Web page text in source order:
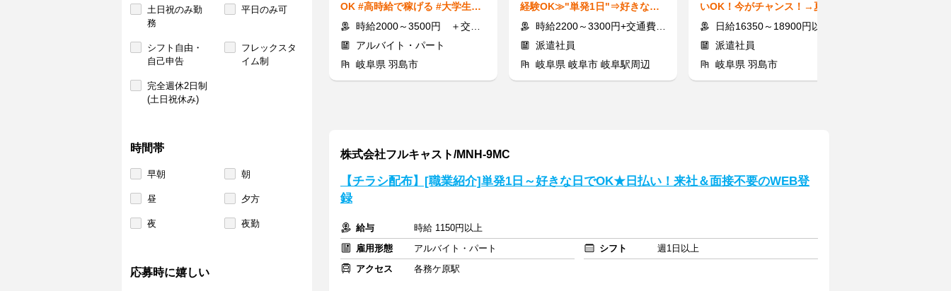
土日祝のみ勤
務
平日のみ可
シフト自由・
自己申告
フレックスタ
イム制
完全週休2日制
(土日祝休み)
時間帯
早朝 朝
昼 夕方
夜 夜勤
応募時に嬉しい
OK #高時給で稼げる #大学生歓
迎 #現金手渡し#週1～OK
時給2000～3500円 ＋交通費規定支給
アルバイト・パート
岐阜県 羽島市
経験OK≫"単発1日"⇒好きな
日・曜日で勤務★給与当日払い
時給2200～3300円+交通費全額
派遣社員
岐阜県 岐阜市 岐阜駅周辺
いOK！今がチャンス！→夏は新
規高収入案件たくさん♪
日給16350～18900円以上＋交通費規定支給
派遣社員
岐阜県 羽島市
株式会社フルキャスト/MNH-9MC
【チラシ配布】[職業紹介]単発1日～好きな日でOK★日払い！来社＆面接不要のWEB登
録
給与
時給 1150円以上
雇用形態
アルバイト・パート シフト
週1日以上
アクセス
各務ケ原駅